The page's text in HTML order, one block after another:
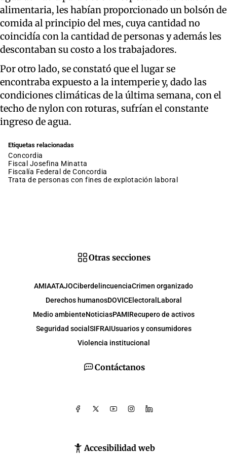
alimentaria, les habían proporcionado un bolsón de
comida al principio del mes, cuya cantidad no
coincidía con la cantidad de personas y además les
descontaban su costo a los trabajadores.
Por otro lado, se constató que el lugar se
encontraba expuesto a la intemperie y, dado las
condiciones climáticas de la última semana, con el
techo de nylon con roturas, sufrían el constante
ingreso de agua.
Etiquetas relacionadas
Concordia
fiscal Josefina Minatta
Fiscalía Federal de Concordia
trata de personas con fines de explotación laboral
Contáctanos
Accesibilidad web
Otras secciones
AMIAATAJOCiberdelincuenciaCrimen organizado
Derechos humanosDOVICElectoral Laboral
Medio ambienteNoticiasPAMIRecupero de activos
Seguridad social SIFRAIUsuarios y consumidores
Violencia institucional